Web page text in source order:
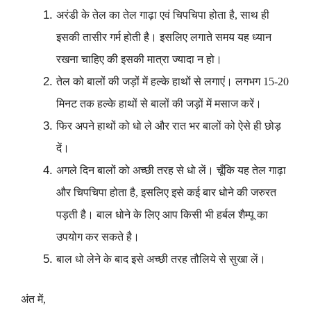
अरंडी के तेल का तेल गाढ़ा एवं चिपचिपा होता है, साथ ही
इसकी तासीर गर्म होती है। इसलिए लगाते समय यह ध्यान
रखना चाहिए की इसकी मात्रा ज्यादा न हो।
तेल को बालों की जड़ों में हल्के हाथों से लगाएं। लगभग 15-20
मिनट तक हल्के हाथों से बालों की जड़ों में मसाज करें।
फिर अपने हाथों को धो ले और रात भर बालों को ऐसे ही छोड़
दें।
अगले दिन बालों को अच्छी तरह से धो लें। चूँकि यह तेल गाढ़ा
और चिपचिपा होता है, इसलिए इसे कई बार धोने की जरुरत
पड़ती है। बाल धोने के लिए आप किसी भी हर्बल शैम्पू का
उपयोग कर सकते है।
बाल धो लेने के बाद इसे अच्छी तरह तौलिये से सुखा लें।
अंत में,